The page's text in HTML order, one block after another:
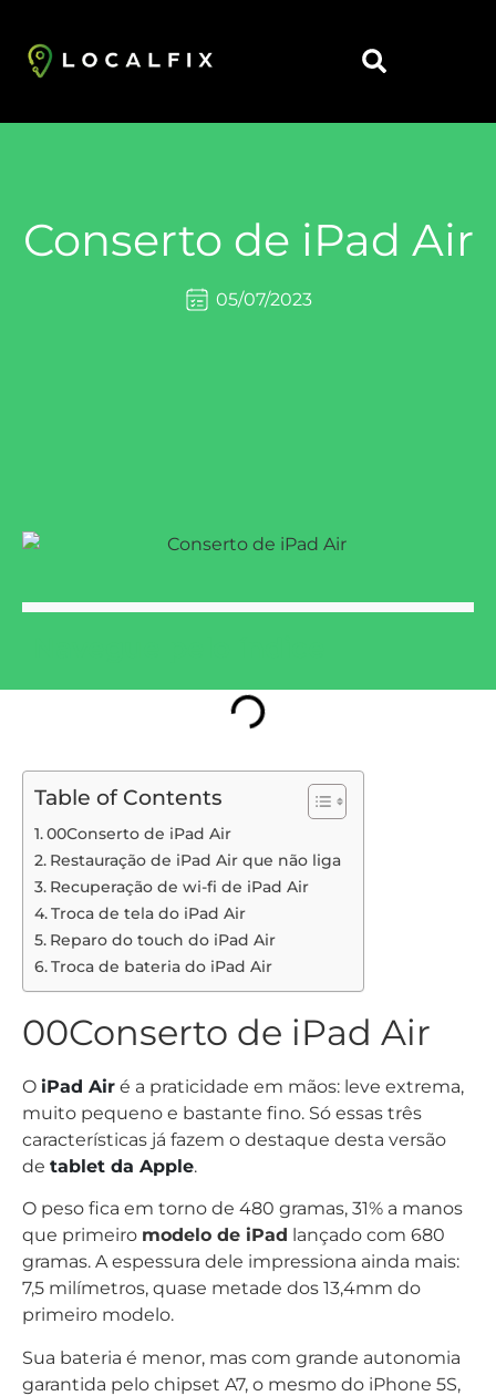
Conserto de iPad Air
05/07/2023
Table of Contents
00Conserto de iPad Air
Restauração de iPad Air que não liga
Recuperação de wi-fi de iPad Air
Troca de tela do iPad Air
Reparo do touch do iPad Air
Troca de bateria do iPad Air
00Conserto de iPad Air
O iPad Air é a praticidade em mãos: leve extrema,
muito pequeno e bastante fino. Só essas três
características já fazem o destaque desta versão
de tablet da Apple.
O peso fica em torno de 480 gramas, 31% a manos
que primeiro modelo de iPad lançado com 680
gramas. A espessura dele impressiona ainda mais:
7,5 milímetros, quase metade dos 13,4mm do
primeiro modelo.
Sua bateria é menor, mas com grande autonomia
garantida pelo chipset A7, o mesmo do iPhone 5S,